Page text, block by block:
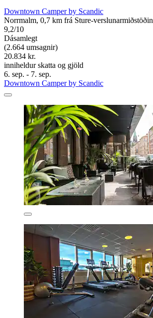
Downtown Camper by Scandic
Norrmalm, 0,7 km frá Sture-verslunarmiðstöðin
9,2/10
Dásamlegt
(2.664 umsagnir)
20.834 kr.
inniheldur skatta og gjöld
6. sep. - 7. sep.
Downtown Camper by Scandic